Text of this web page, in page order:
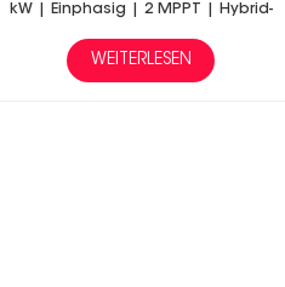
kW | Einphasig | 2 MPPT | Hybrid-
Niederspannungsbatterie
WEITERLESEN